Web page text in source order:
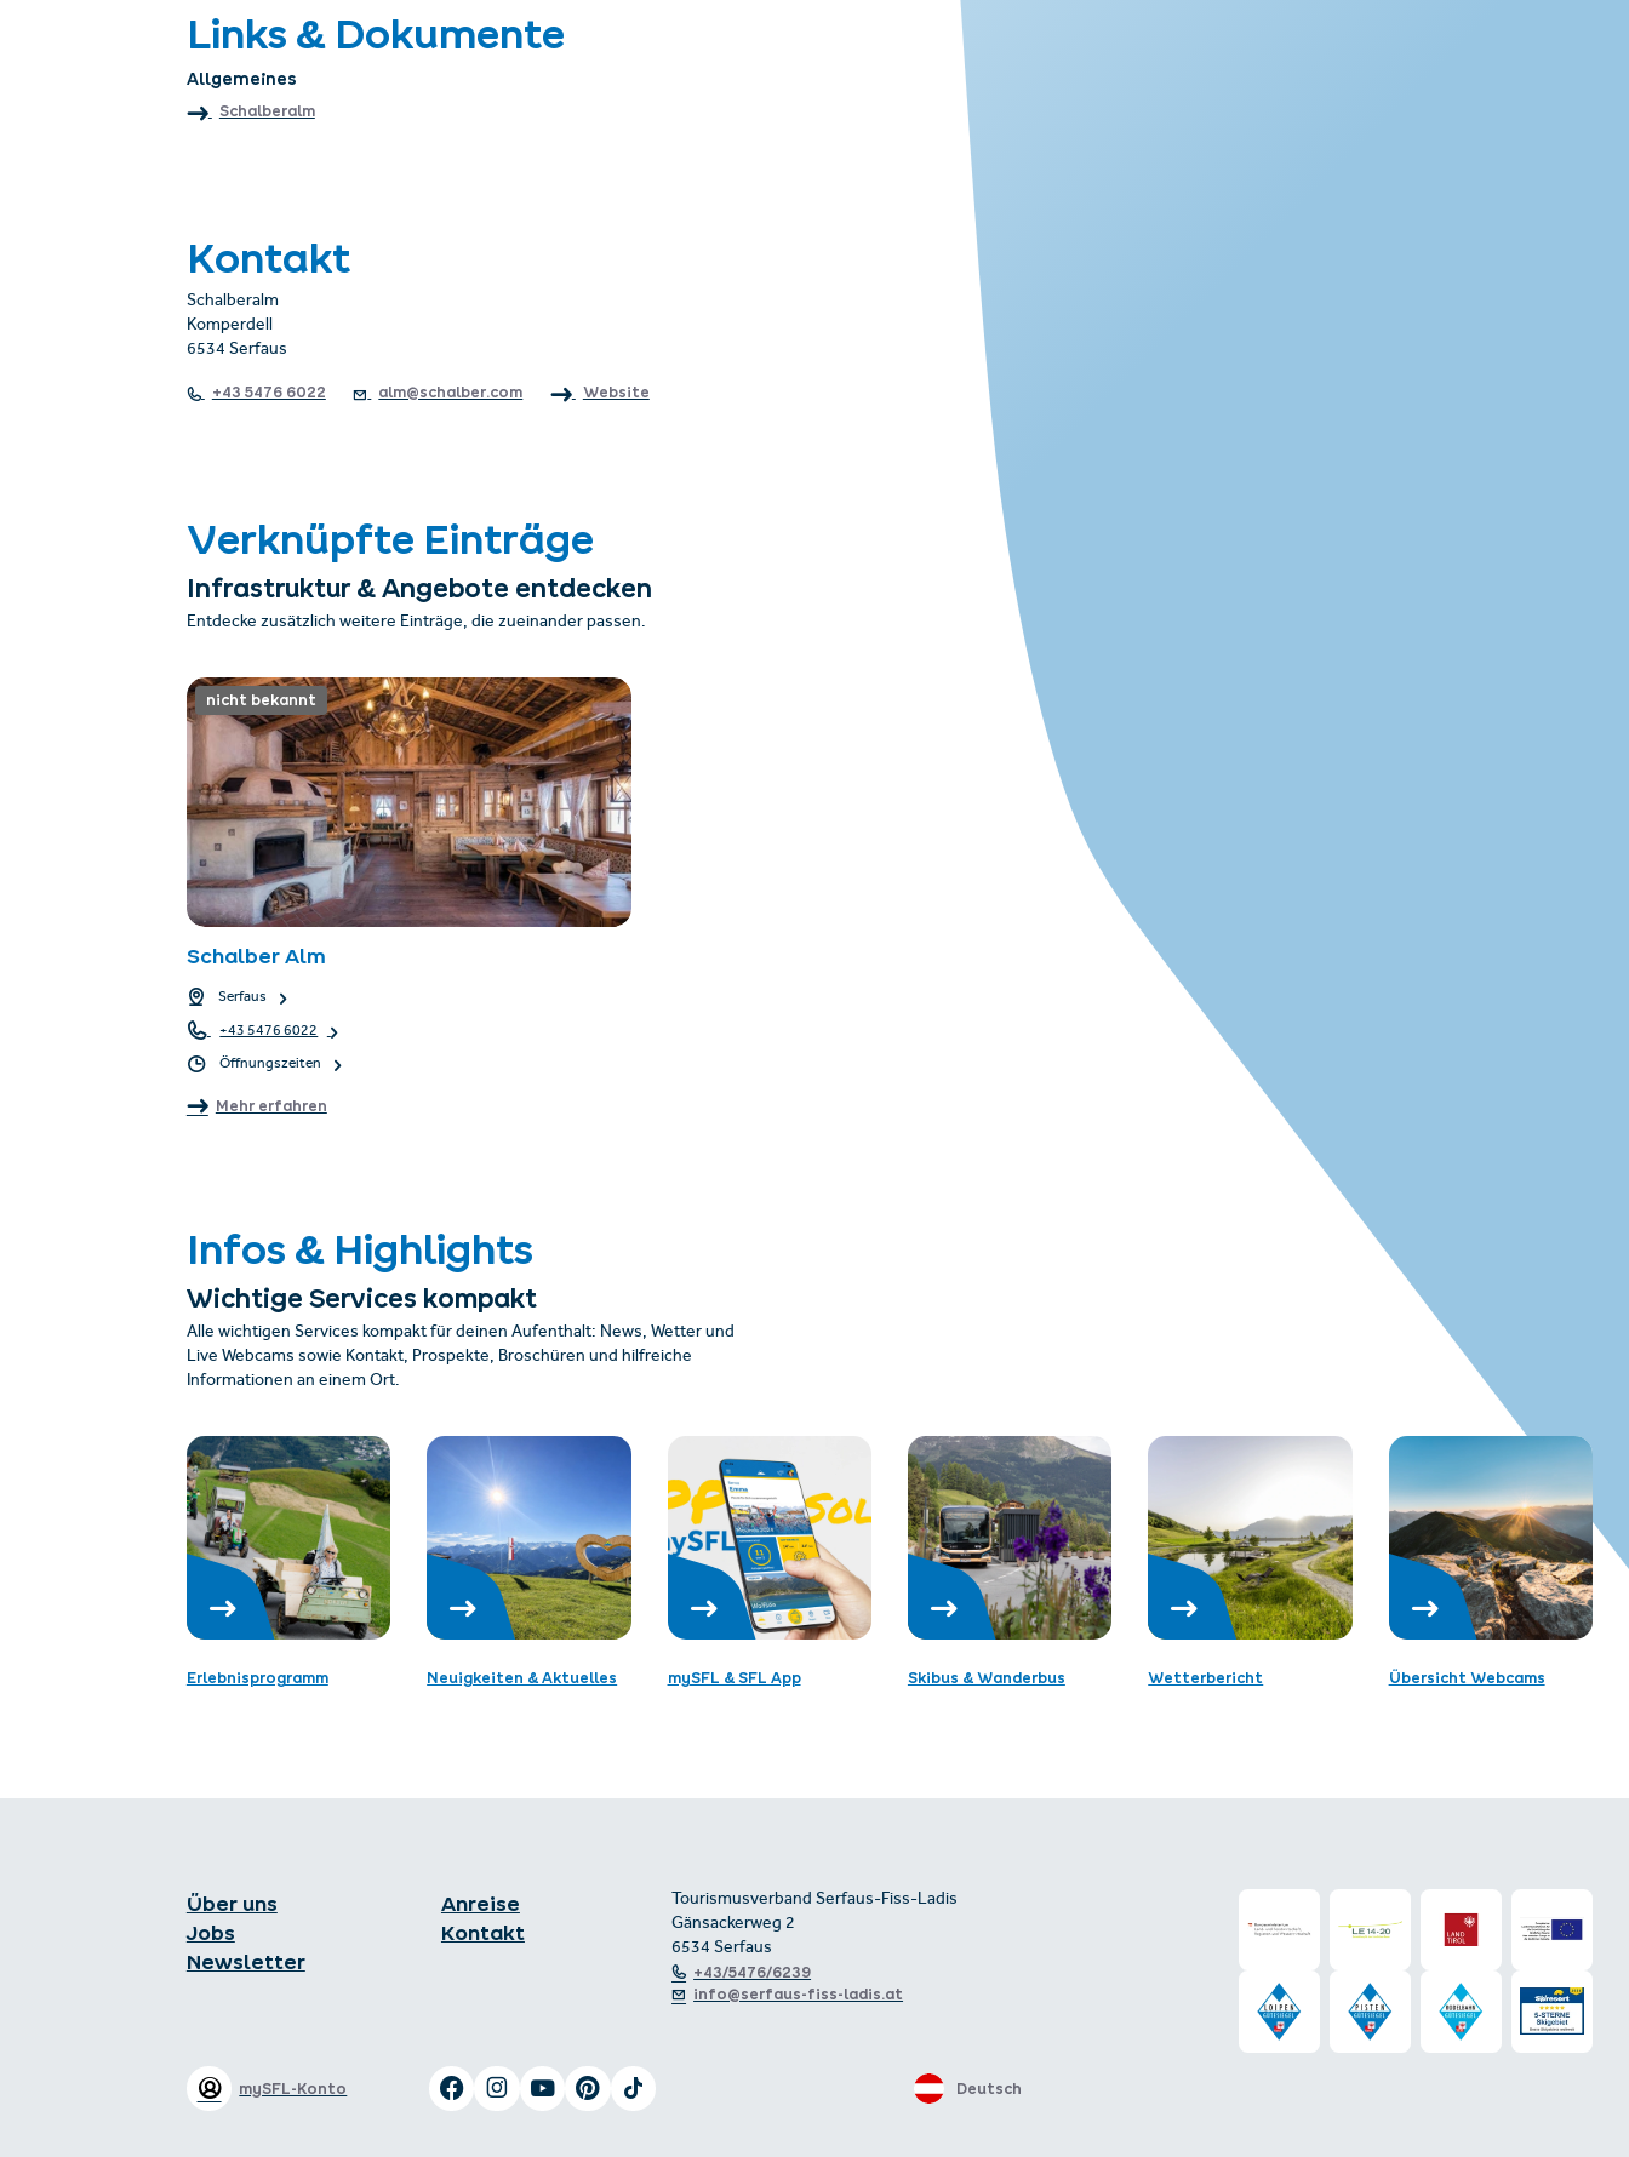
Links & Dokumente
Allgemeines
Schalberalm
Kontakt
Schalberalm
Komperdell
6534 Serfaus
+43 5476 6022 alm@schalber.com Website
Verknüpfte Einträge
Infrastruktur & Angebote entdecken
Entdecke zusätzlich weitere Einträge, die zueinander passen.
nicht bekannt
Schalber Alm
Serfaus
+43 5476 6022
Öffnungszeiten
Mehr erfahren
Infos & Highlights
Wichtige Services kompakt
Alle wichtigen Services kompakt für deinen Aufenthalt: News, Wetter und
Live Webcams sowie Kontakt, Prospekte, Broschüren und hilfreiche
Informationen an einem Ort.
Erlebnisprogramm Neuigkeiten & Aktuelles mySFL & SFL App Skibus & Wanderbus Wetterbericht Übersicht Webcams
Über uns
Jobs
Newsletter
Anreise
Kontakt
Tourismusverband Serfaus-Fiss-Ladis
Gänsackerweg 2
6534 Serfaus
+43/5476/6239
info@serfaus-fiss-ladis.at
mySFL-Konto Deutsch